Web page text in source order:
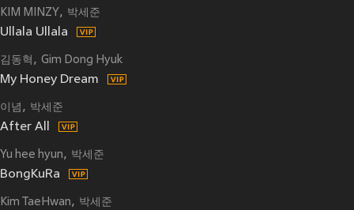
KIM MINZY 박세준
Ullala Ullala
김동혁 Gim Dong Hyuk
My Honey Dream
이념 박세준
After All
Yu hee hyun 박세준
BongKuRa
Kim TaeHwan 박세준